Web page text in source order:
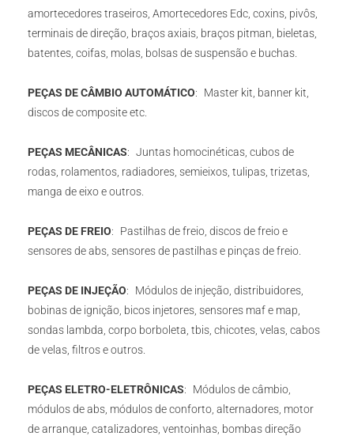
amortecedores traseiros, Amortecedores Edc, coxins, pivôs,
terminais de direção, braços axiais, braços pitman, bieletas,
batentes, coifas, molas, bolsas de suspensão e buchas.
PEÇAS DE CÂMBIO AUTOMÁTICO: Master kit, banner kit,
discos de composite etc.
PEÇAS MECÂNICAS: Juntas homocinéticas, cubos de
rodas, rolamentos, radiadores, semieixos, tulipas, trizetas,
manga de eixo e outros.
PEÇAS DE FREIO: Pastilhas de freio, discos de freio e
sensores de abs, sensores de pastilhas e pinças de freio.
PEÇAS DE INJEÇÃO: Módulos de injeção, distribuidores,
bobinas de ignição, bicos injetores, sensores maf e map,
sondas lambda, corpo borboleta, tbis, chicotes, velas, cabos
de velas, filtros e outros.
PEÇAS ELETRO-ELETRÔNICAS: Módulos de câmbio,
módulos de abs, módulos de conforto, alternadores, motor
de arranque, catalizadores, ventoinhas, bombas direção